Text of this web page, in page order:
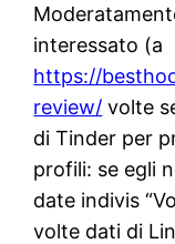
interessato (a
https://
review/ volte
di Tinder per
profili: se egli
date indivis
volte dati di